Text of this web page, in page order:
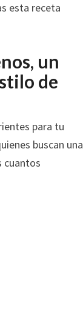
esta receta
un
de
para tu
buscan una
cuantos